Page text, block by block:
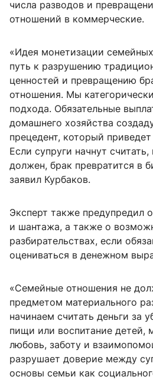
числа разводов и
отношений в коммерческие.
«Идея монетизации
путь к разрушению
ценностей и превращению
отношения. Мы
подхода. Обязательные
домашнего хозяйства
прецедент, который
Если супруги начнут
должен, брак превратится в
заявил Курбаков.
Эксперт также предупредил
и шантажа, а также о
разбирательствах, если
оцениваться в денежном
«Семейные отношения не
предметом материального
начинаем считать деньги за
пищи или воспитание детей,
любовь, заботу и
разрушает доверие между
основы семьи как